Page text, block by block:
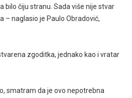
bilo čiju stranu. Sada više nije stvar
– naglasio je Paulo Obradović,
zgoditka, jednako kao i vratar
smatram da je ovo nepotrebna